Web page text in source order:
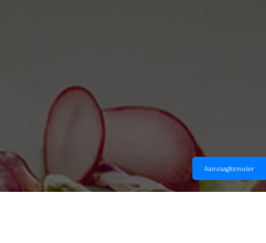
Aanvraagformulier